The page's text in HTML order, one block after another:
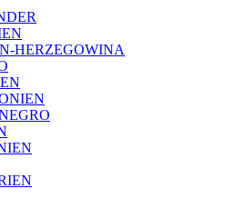
HERZEGOWINA